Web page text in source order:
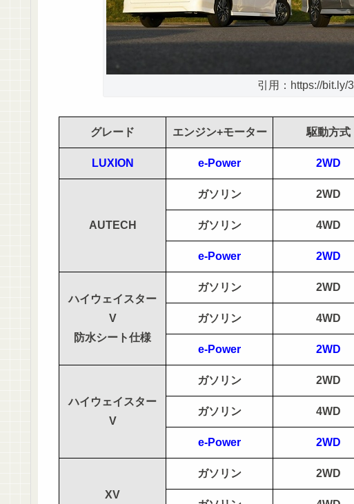
引用：https://bit.ly/
グレード エンジン+モーター 駆動方式
LUXION e-Power 2WD
AUTECH
ガソリン 2WD
ガソリン 4WD
e-Power 2WD
ハイウェイスター
V
防水シート仕様
ガソリン 2WD
ガソリン 4WD
e-Power 2WD
ハイウェイスター
V
ガソリン 2WD
ガソリン 4WD
e-Power 2WD
XV
ガソリン 2WD